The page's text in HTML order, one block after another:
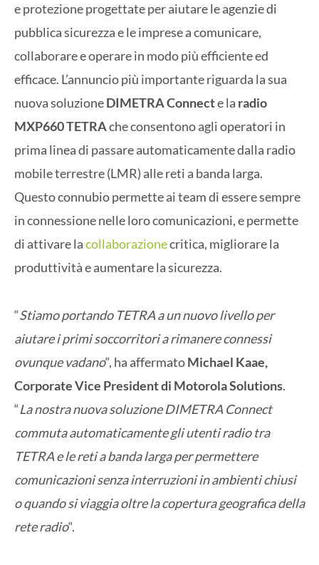
e protezione progettate per aiutare le agenzie di
pubblica sicurezza e le imprese a comunicare,
collaborare e operare in modo più efficiente ed
efficace. L’annuncio più importante riguarda la sua
nuova soluzioneDIMETRA Connecte la radio
MXP660 TETRAche consentono agli operatori in
prima linea di passare automaticamente dalla radio
mobile terrestre (LMR) alle reti a banda larga.
Questo connubio permette ai team di essere sempre
in connessione nelle loro comunicazioni, e permette
di attivare lacollaborazionecritica, migliorare la
produttività e aumentare la sicurezza.
“Stiamo portando TETRA a un nuovo livello per
aiutare i primi soccorritori a rimanere connessi
ovunque vadano“, ha affermatoMichael Kaae,
Corporate Vice President di Motorola Solutions.
“La nostra nuova soluzione DIMETRA Connect
commuta automaticamente gli utenti radio tra
TETRA e le reti a banda larga per permettere
comunicazioni senza interruzioni in ambienti chiusi
o quando si viaggia oltre la copertura geografica della
rete radio“.